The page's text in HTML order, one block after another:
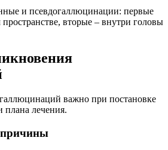
и псевдогаллюцинации: первые
вторые – внутри головы
важно при постановке
плана лечения.
причины